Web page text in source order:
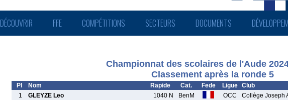
DÉCOUVRIR FFE COMPÉTITIONS SECTEURS DOCUMENTS
Championnat des scolaires de l'Aude
Classement après la ronde 5
Pl Nom Rapide Cat. Fede Ligue Club
1
GLEYZE Leo 1040 N BenM OCC Collège Joseph